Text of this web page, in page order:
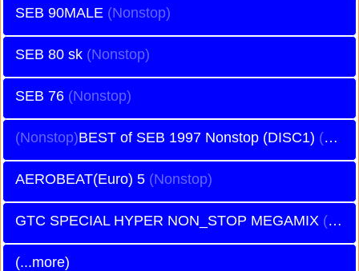
SEB 90MALE
SEB 80 sk
SEB 76
BEST of SEB 1997 Nonstop (DISC1)
AEROBEAT(Euro) 5
GTC SPECIAL HYPER NON_STOP MEGAMIX
(...more)